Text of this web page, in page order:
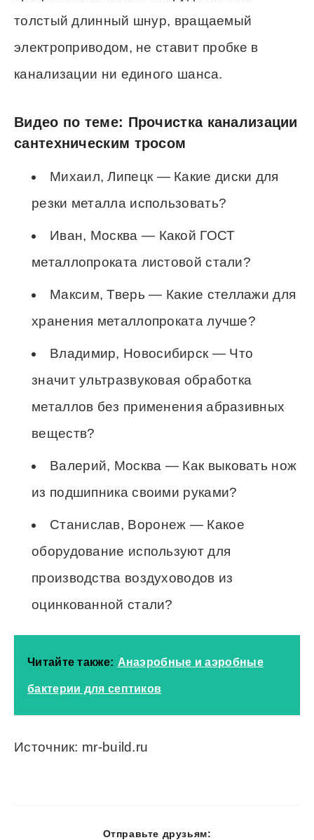
толстый длинный шнур, вращаемый
электроприводом, не ставит пробке в
канализации ни единого шанса.
Видео по теме: Прочистка канализации
сантехническим тросом
Михаил, Липецк — Какие диски для
резки металла использовать?
Иван, Москва — Какой ГОСТ
металлопроката листовой стали?
Максим, Тверь — Какие стеллажи для
хранения металлопроката лучше?
Владимир, Новосибирск — Что
значит ультразвуковая обработка
металлов без применения абразивных
веществ?
Валерий, Москва — Как выковать нож
из подшипника своими руками?
Станислав, Воронеж — Какое
оборудование используют для
производства воздуховодов из
оцинкованной стали?
Читайте также: Анаэробные и аэробные
бактерии для септиков
Источник: mr-build.ru
Отправьте друзьям: